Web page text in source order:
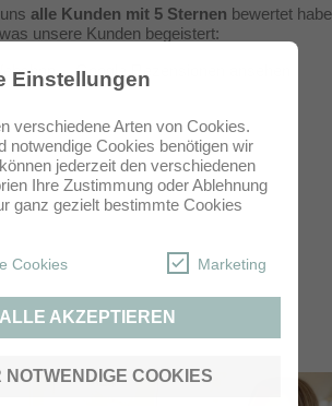
Einstellungen
verschiedene Arten von Cookies.
notwendige Cookies benötigen wir
jederzeit den verschiedenen
Ihre Zustimmung oder Ablehnung
ganz gezielt bestimmte Cookies
Cookies Marketing
ALLE AKZEPTIEREN
NOTWENDIGE COOKIES
alle Kunden mit 5 Sternen bewertet
unsere Kunden begeistert:
& Google Rezensionen ansehen